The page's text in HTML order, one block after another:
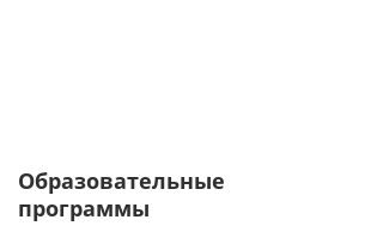
Образовательные
программы